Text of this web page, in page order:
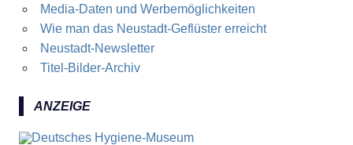
Media-Daten und Werbemöglichkeiten
Wie man das Neustadt-Geflüster erreicht
Neustadt-Newsletter
Titel-Bilder-Archiv
ANZEIGE